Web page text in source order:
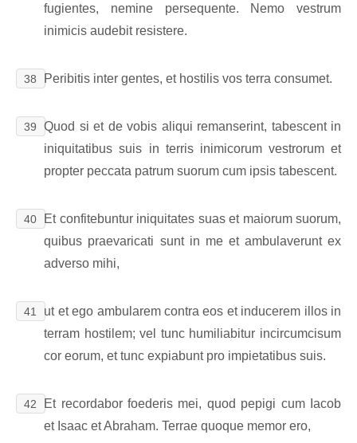
fugientes, nemine persequente. Nemo vestrum
inimicis audebit resistere.
38 Peribitis inter gentes, et hostilis vos terra consumet.
39
Quod si et de vobis aliqui remanserint, tabescent in
iniquitatibus suis in terris inimicorum vestrorum et
propter peccata patrum suorum cum ipsis tabescent.
40
Et confitebuntur iniquitates suas et maiorum suorum,
quibus praevaricati sunt in me et ambulaverunt ex
adverso mihi,
41
ut et ego ambularem contra eos et inducerem illos in
terram hostilem; vel tunc humiliabitur incircumcisum
cor eorum, et tunc expiabunt pro impietatibus suis.
42
Et recordabor foederis mei, quod pepigi cum Iacob
et Isaac et Abraham. Terrae quoque memor ero,